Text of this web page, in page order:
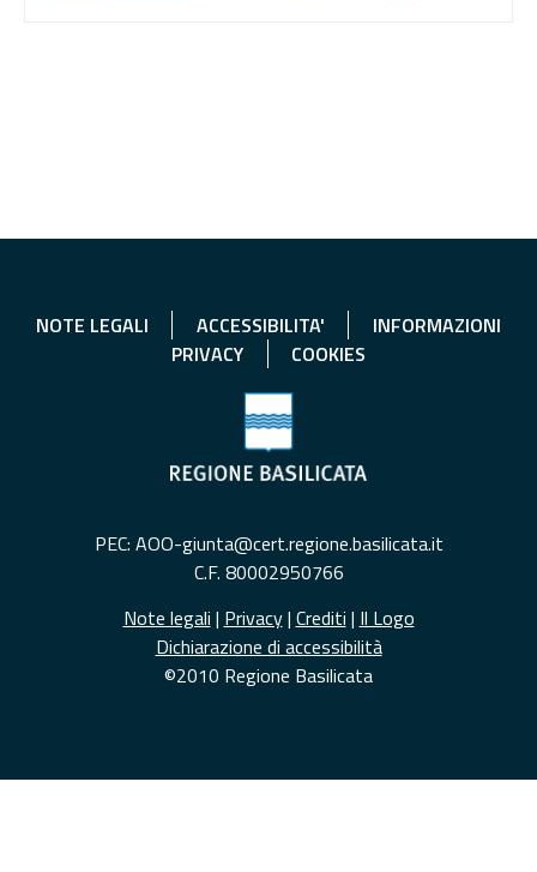
NOTE LEGALI ACCESSIBILITA'
INFORMAZIONI
PRIVACY
COOKIES
PEC: AOO-giunta@cert.regione.basilicata.it
C.F. 80002950766
Note legali | Privacy| Crediti | Il Logo
Dichiarazione di accessibilità
©2010 Regione Basilicata